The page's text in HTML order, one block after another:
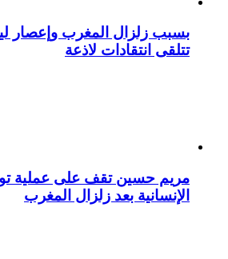
بسبب زلزال المغرب وإعصار
تتلقى انتقادات لاذعة
مريم حسين تقف على عملية
الإنسانية بعد زلزال المغرب